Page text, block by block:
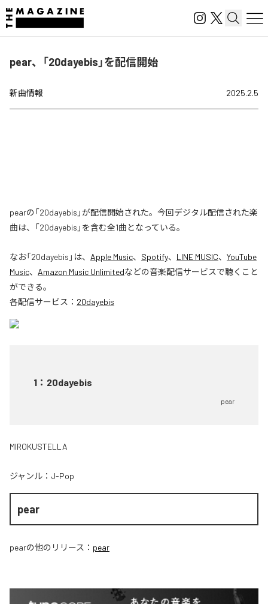
pear、「20dayebis」を配信開始
新曲情報 2025.2.5
pearの「20dayebis」が配信開始された。今回デジタル配信された楽
曲は、「20dayebis」を含む全1曲となっている。
なお「20dayebis 」は、 Apple Music、 Spotify、 LINE MUSIC、 YouTube
Music、 Amazon Music Unlimitedなどの音楽配信サービスで聴くこと
ができる。
各配信サービス： 20dayebis
1 ： 20dayebis
pear
MIROKUSTELLA
ジャンル： J-Pop
pear
pearの他のリリース： pear